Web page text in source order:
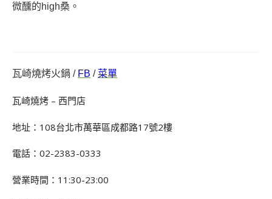
微醺的high桑。
瓦崎燒烤火鍋 / FB / 菜單
瓦崎燒烤 – 西門店
地址：108台北市萬華區成都路17號2樓
電話：02-2383-0333
營業時間：11:30-23:00